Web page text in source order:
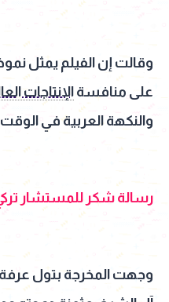
وقالت إن الفيلم يمثل
على منافسةالإنتاجات
والنكهة العربية في
رسالة شكر للمستشار
وجهت المخرجة بتول